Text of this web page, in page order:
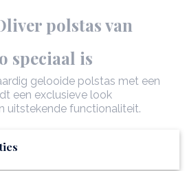
polstas van
speciaal is
gelooide polstas met een
een exclusieve look
uitstekende functionaliteit.
van de Oliver